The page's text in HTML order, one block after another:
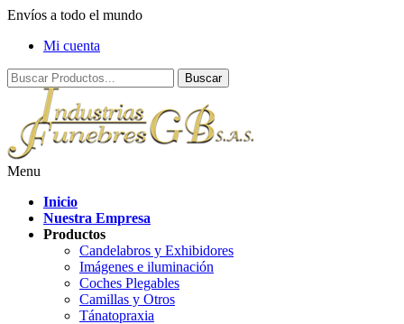
Envíos a todo el mundo
Mi cuenta
Menu
Inicio
Nuestra Empresa
Productos
Candelabros y Exhibidores
Imágenes e iluminación
Coches Plegables
Camillas y Otros
Tánatopraxia